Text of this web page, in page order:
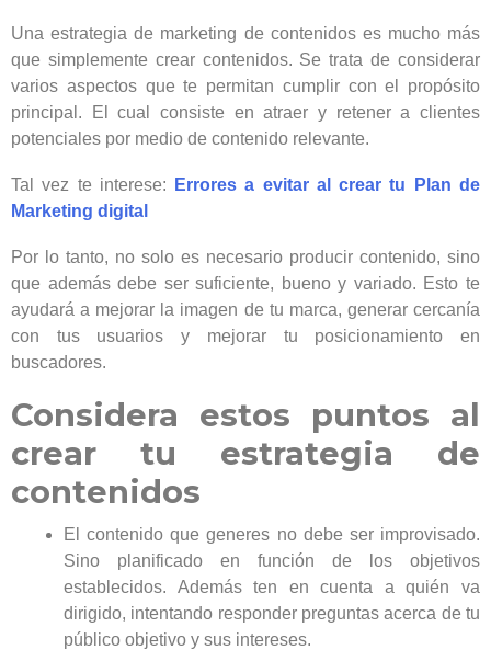
Una estrategia de marketing de contenidos es mucho más
que simplemente crear contenidos. Se trata de considerar
varios aspectos que te permitan cumplir con el propósito
principal. El cual consiste en atraer y retener a clientes
potenciales por medio de contenido relevante.
Tal vez te interese:
Errores a evitar al crear tu Plan de
Marketing digital
Por lo tanto, no solo es necesario producir contenido, sino
que además debe ser suficiente, bueno y variado. Esto te
ayudará a mejorar la imagen de tu marca, generar cercanía
con tus usuarios y mejorar tu posicionamiento en
buscadores.
Considera estos puntos al
crear tu estrategia de
contenidos
El contenido que generes no debe ser improvisado.
Sino planificado en función de los objetivos
establecidos. Además ten en cuenta a quién va
dirigido, intentando responder preguntas acerca de tu
público objetivo y sus intereses.